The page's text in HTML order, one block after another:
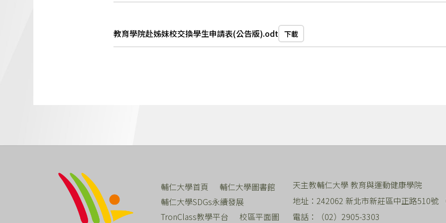
教育學院赴姊妹校交換學生申請表(公告版).odt 下載
輔仁大學首頁
輔仁大學圖書館
輔仁大學SDGs永續發展
TronClass教學平台
校區平面圖
天主教輔仁大學 教育與運動健康學院
地址：242062 新北市新莊區中正路510號
電話：（02）2905-3303